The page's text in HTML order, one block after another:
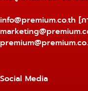
info@premium.co.th [ภ
Social Media